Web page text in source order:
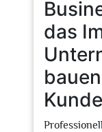
das